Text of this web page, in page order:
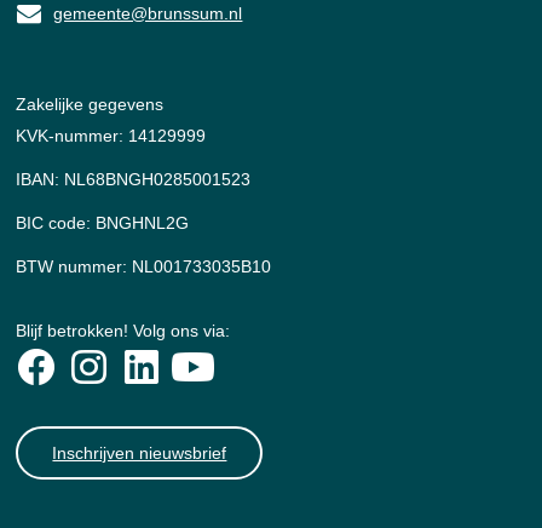
gemeente@brunssum.nl
Zakelijke gegevens
KVK-nummer: 14129999
IBAN: NL68BNGH0285001523
BIC code: BNGHNL2G
BTW nummer: NL001733035B10
Blijf betrokken! Volg ons via:
Inschrijven nieuwsbrief